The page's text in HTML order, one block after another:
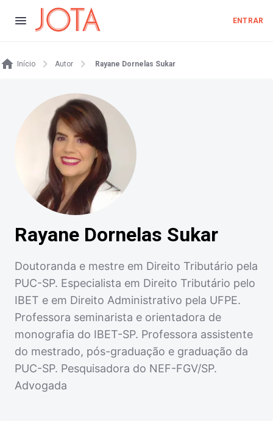
ENTRAR
Início Autor Rayane Dornelas Sukar
Rayane Dornelas Sukar
Doutoranda e mestre em Direito Tributário pela
PUC-SP. Especialista em Direito Tributário pelo
IBET e em Direito Administrativo pela UFPE.
Professora seminarista e orientadora de
monografia do IBET-SP. Professora assistente
do mestrado, pós-graduação e graduação da
PUC-SP. Pesquisadora do NEF-FGV/SP.
Advogada